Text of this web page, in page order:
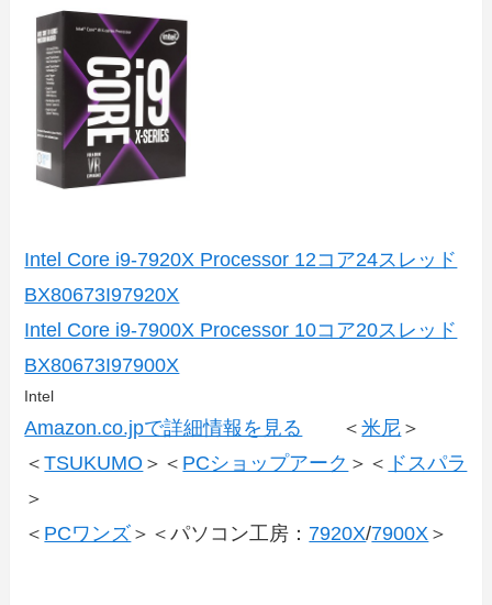
Intel Core i9-7920X Processor 12コア24スレッド
BX80673I97920X
Intel Core i9-7900X Processor 10コア20スレッド
BX80673I97900X
Intel
Amazon.co.jpで詳細情報を見る ＜米尼 ＞
＜TSUKUMO ＞＜ PCショップアーク ＞＜ ドスパラ
＞
＜ PCワンズ ＞＜パソコン工房： 7920X/7900X ＞